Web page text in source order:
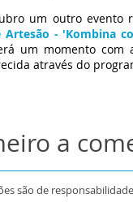
um outro evento
Artesão - 'Kombina
um momento
através do
a
são de